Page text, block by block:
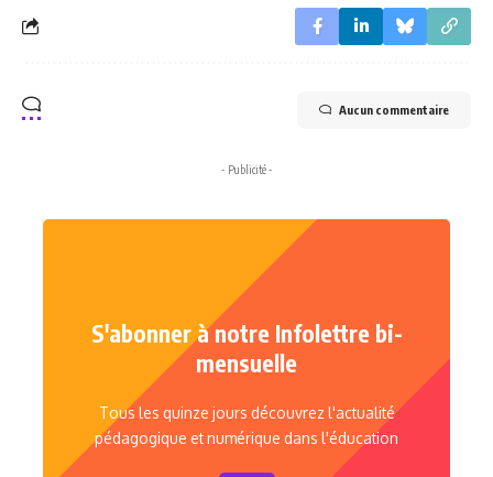
Aucun commentaire
- Publicité -
S'abonner à notre Infolettre bi-
mensuelle
Tous les quinze jours découvrez l'actualité
pédagogique et numérique dans l'éducation